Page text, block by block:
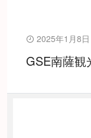
2025年1月8日
GSE南薩観